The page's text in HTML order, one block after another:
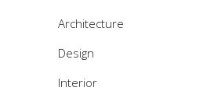
Architecture
Design
Interior